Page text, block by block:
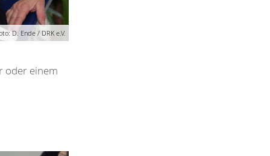
D. Ende / DRK e.V.
oder einem